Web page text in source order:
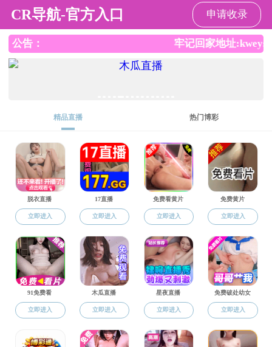
成人漫画
成人漫画 成人漫画概况 党建工
信息公开
科研工作
科研动态
科研机构
科研成果
科研基地